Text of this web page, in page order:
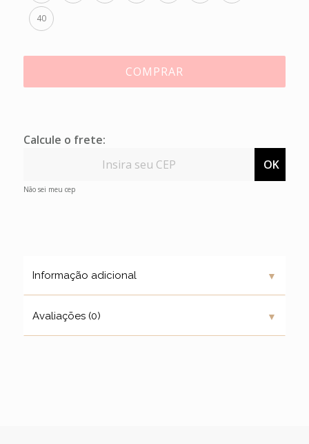
40
COMPRAR
Calcule o frete:
OK
Não sei meu cep
Informação adicional ▼
Avaliações (0) ▼